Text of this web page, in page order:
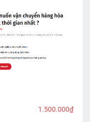
1.500.000₫